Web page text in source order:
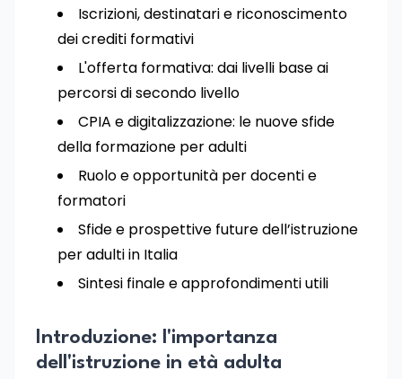
Iscrizioni, destinatari e riconoscimento
dei crediti formativi
L'offerta formativa: dai livelli base ai
percorsi di secondo livello
CPIA e digitalizzazione: le nuove sfide
della formazione per adulti
Ruolo e opportunità per docenti e
formatori
Sfide e prospettive future dell’istruzione
per adulti in Italia
Sintesi finale e approfondimenti utili
Introduzione: l'importanza
dell'istruzione in età adulta